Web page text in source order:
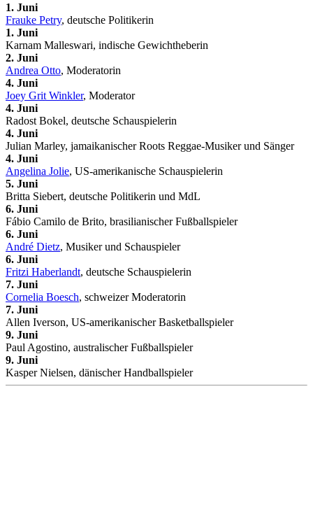
1. Juni
Frauke Petry, deutsche Politikerin
1. Juni
Karnam Malleswari, indische Gewichtheberin
2. Juni
Andrea Otto, Moderatorin
4. Juni
Joey Grit Winkler, Moderator
4. Juni
Radost Bokel, deutsche Schauspielerin
4. Juni
Julian Marley, jamaikanischer Roots Reggae-Musiker und Sänger
4. Juni
Angelina Jolie, US-amerikanische Schauspielerin
5. Juni
Britta Siebert, deutsche Politikerin und MdL
6. Juni
Fábio Camilo de Brito, brasilianischer Fußballspieler
6. Juni
André Dietz, Musiker und Schauspieler
6. Juni
Fritzi Haberlandt, deutsche Schauspielerin
7. Juni
Cornelia Boesch, schweizer Moderatorin
7. Juni
Allen Iverson, US-amerikanischer Basketballspieler
9. Juni
Paul Agostino, australischer Fußballspieler
9. Juni
Kasper Nielsen, dänischer Handballspieler